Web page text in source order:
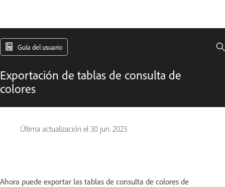
Guía del usuario
Exportación de tablas de consulta de
colores
Última actualización el 30 jun. 2023
Ahora puede exportar las tablas de consulta de colores de